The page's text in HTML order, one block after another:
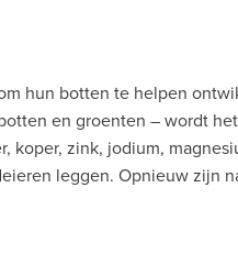
hun botten te helpen
en groenten – wordt
koper, zink, jodium,
leggen. Opnieuw zijn